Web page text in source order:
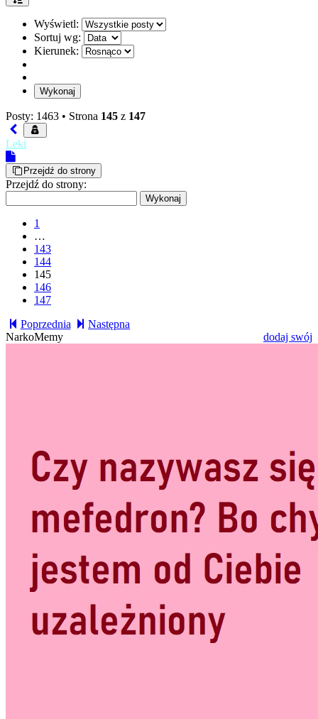
Wyświetl:
Sortuj wg:
Kierunek:
Posty: 1463 • Strona 145 z 147
Leki
Przejdź do strony
Przejdź do strony:
1
…
143
144
145
146
147
Poprzednia
Następna
NarkoMemy
dodaj swój